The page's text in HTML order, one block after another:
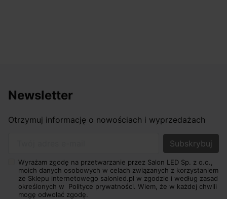
Newsletter
Otrzymuj informację o nowościach i wyprzedażach
Wyrażam zgodę na przetwarzanie przez Salon LED Sp. z o.o.,
moich danych osobowych w celach związanych z korzystaniem
ze Sklepu internetowego salonled.pl w zgodzie i według zasad
określonych w Polityce prywatności. Wiem, że w każdej chwili
mogę odwołać zgodę.